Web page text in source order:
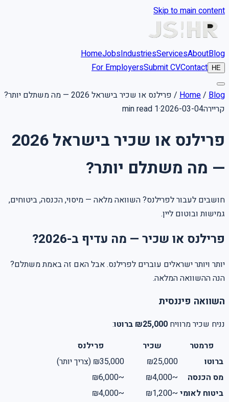
Skip to main content
HomeJobsIndustriesServicesAboutBlog
HE
For EmployersSubmit CVContact
Home/ Blog
/ פרילנס או שכיר בישראל 2026 — מה משתלם יותר?
קריירה2026-03-04
·
1 min read
פרילנס או שכיר בישראל 2026
— מה משתלם יותר?
חושבים לעבור לפרילנס? השוואה מלאה — מיסוי, הכנסה, ביטוחים,
גמישות ובוטום ליין.
פרילנס או שכיר — מה עדיף ב-2026?
יותר ויותר ישראלים עוברים לפרילנס. אבל האם זה באמת משתלם?
הנה ההשוואה המלאה.
השוואה פיננסית
נניח שכיר מרוויח ₪25,000 ברוטו
:
פרמטר
שכיר
פרילנס
ברוטו
₪25,000
₪35,000 (צריך יותר)
מס הכנסה
~₪4,000
~₪6,000
ביטוח לאומי ~₪1,200
~₪4,000